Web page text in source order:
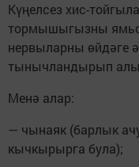
Күңелсез хис-
тормышыгызны
нервыларны өйдәге
тынычландырып
Менә алар:
— чынаяк (барлык
кычкырырга була);